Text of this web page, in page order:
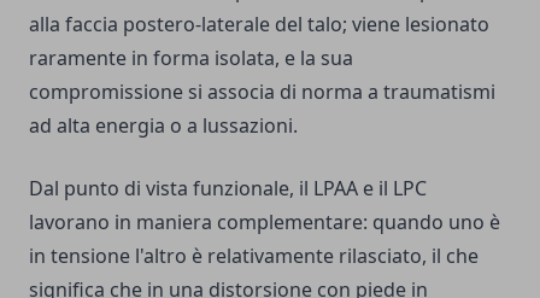
alla faccia postero-laterale del talo; viene lesionato
raramente in forma isolata, e la sua
compromissione si associa di norma a traumatismi
ad alta energia o a lussazioni.
Dal punto di vista funzionale, il LPAA e il LPC
lavorano in maniera complementare: quando uno è
in tensione l'altro è relativamente rilasciato, il che
significa che in una distorsione con piede in